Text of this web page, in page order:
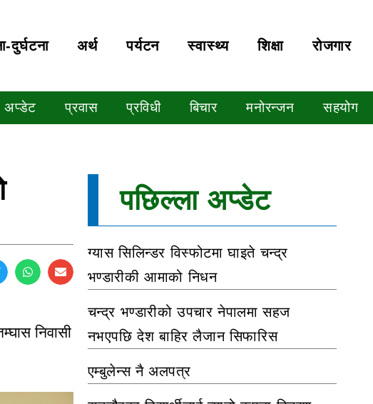
दुर्घटना अर्थ पर्यटन स्वास्थ्य शिक्षा रोजगार
अप्डेट प्रवास प्रविधी बिचार मनोरन्जन सहयोग
निवासी
पछिल्ला अप्डेट
ग्यास सिलिन्डर विस्फोटमा घाइते चन्द्र
भण्डारीकी आमाको निधन
चन्द्र भण्डारीको उपचार नेपालमा सहज
नभएपछि देश बाहिर लैजान सिफारिस
एम्बुलेन्स नै अलपत्र